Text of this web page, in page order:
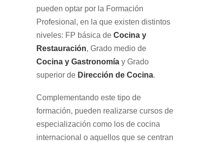
pueden optar por la Formación
Profesional, en la que existen distintos
niveles: FP básica de Cocina y
Restauración, Grado medio de
Cocina y Gastronomía y Grado
superior de Dirección de Cocina.
Complementando este tipo de
formación, pueden realizarse cursos de
especialización como los de cocina
internacional o aquellos que se centran